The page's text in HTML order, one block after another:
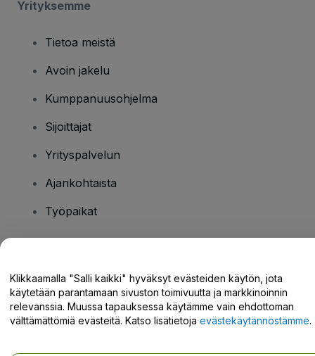
Yrityksemme
Tietoa meistä
Avoin jakelu
Kumppanuusohjelma
Sijoittajat
Yrityspalvelun
Ajankohtaista
Työpaikat
Tukikeskus / Ota meihin yhteyttä
Klikkaamalla "Salli kaikki" hyväksyt evästeiden käytön, jota
käytetään parantamaan sivuston toimivuutta ja markkinoinnin
relevanssia. Muussa tapauksessa käytämme vain ehdottoman
välttämättömiä evästeitä. Katso lisätietoja evästekäytännöstämme.